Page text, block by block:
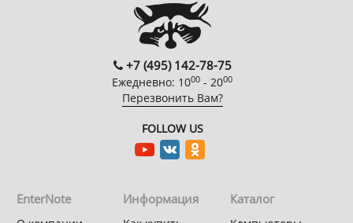
+7 (495) 142-78-75
Ежедневно: 1000 - 2000
Перезвонить Вам?
FOLLOW US
EnterNote Информация Каталог